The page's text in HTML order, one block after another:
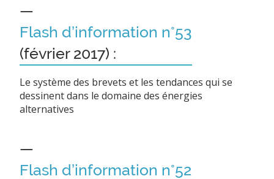
—
Flash d’information n°53
(février 2017) :
Le système des brevets et les tendances qui se
dessinent dans le domaine des énergies
alternatives
—
Flash d’information n°52